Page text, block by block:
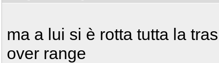
ma a lui si è rotta tutta la
over range